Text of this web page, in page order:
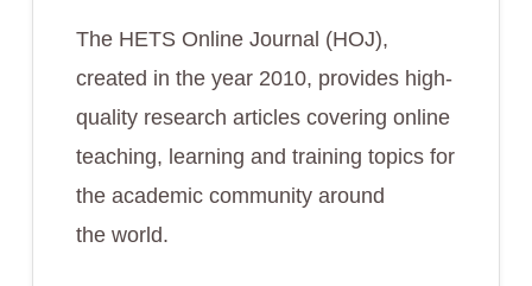
The HETS Online Journal (HOJ),
created in the year 2010, provides high-
quality research articles covering online
teaching, learning and training topics for
the academic community around
the world.